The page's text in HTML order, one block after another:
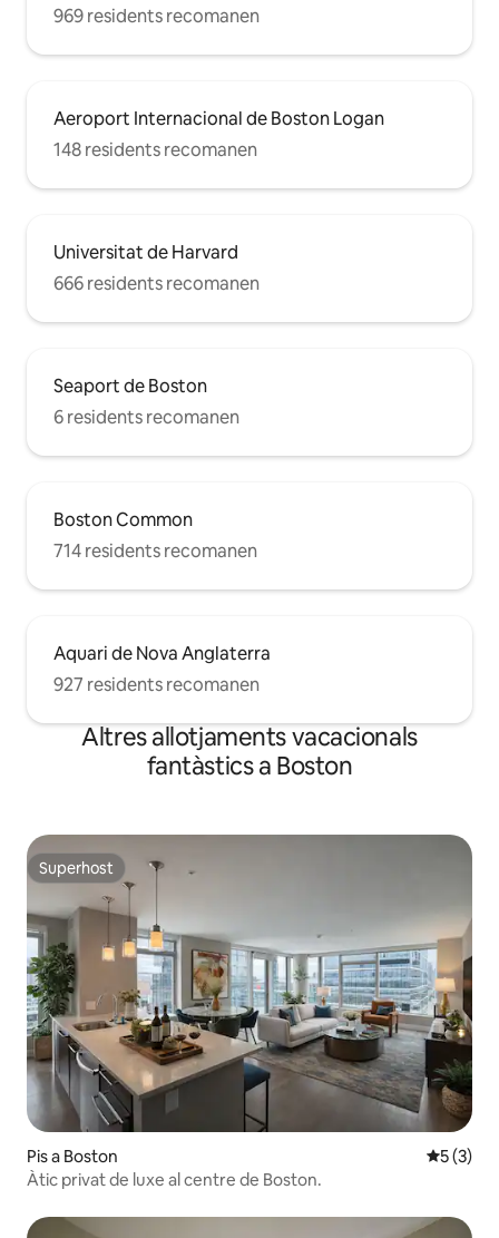
969 residents recomanen
Aeroport Internacional de Boston Logan
148 residents recomanen
Universitat de Harvard
666 residents recomanen
Seaport de Boston
6 residents recomanen
Boston Common
714 residents recomanen
Aquari de Nova Anglaterra
927 residents recomanen
Altres allotjaments vacacionals
fantàstics a Boston
Superhost
Superhost
Pis a Boston 5 de
5 (3)
Àtic privat de luxe al centre de Boston.